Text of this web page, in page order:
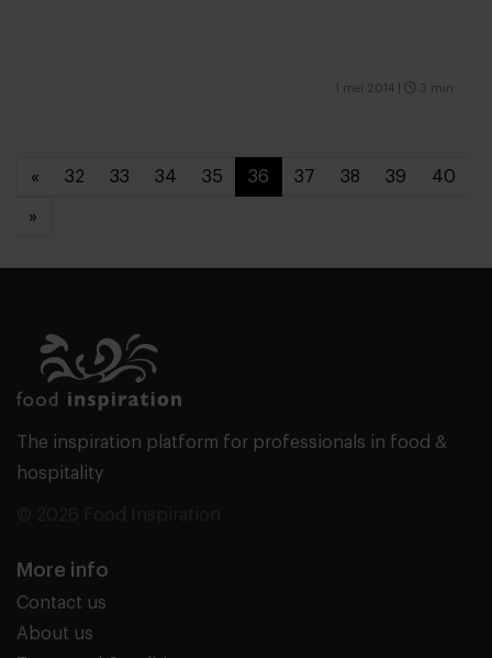
1 mei 2014 3 min
« 32 33 34 35 36 37 38 39 40
»
The inspiration platform for professionals in food &
hospitality
More info
Contact us
About us